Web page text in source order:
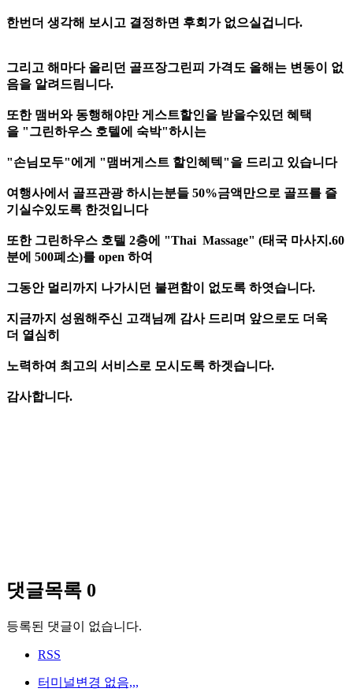
한번더 생각해 보시고 결정하면 후회가 없으실겁니다.
그리고 해마다 올리던 골프장그린피 가격도 올해는 변동이 없
음을 알려드림니다.
또한 맴버와 동행해야만 게스트할인을 받을수있던 혜택
을 "그린하우스 호텔에 숙박"하시는
"손님모두"에게 "맴버게스트 할인혜텍"을 드리고 있습니다
여행사에서 골프관광 하시는분들 50%금액만으로 골프를 즐
기실수있도록 한것입니다
또한 그린하우스 호텔 2층에 "Thai Massage" (태국 마사지.60
분에 500폐소)를 open 하여
그동안 멀리까지 나가시던 불편함이 없도록 하엿습니다.
지금까지 성원해주신 고객님께 감사 드리며 앞으로도 더욱
더 열심히
노력하여 최고의 서비스로 모시도록 하겟습니다.
감사합니다.
댓글목록 0
등록된 댓글이 없습니다.
RSS
터미널변경 없음,,,